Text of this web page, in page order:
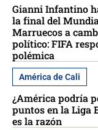
Gianni Infantino
la final del
Marruecos a
político: FIFA
polémica
América de Cali
¿América podría
puntos en la Liga
es la razón